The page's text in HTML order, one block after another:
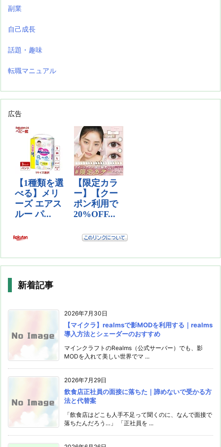
副業
自己成長
話題・趣味
転職マニュアル
広告
新着記事
2026年7月30日
【マイクラ】realmsで影MODを利用する｜realms
導入方法とシェーダーのおすすめ
マインクラフトのRealms（公式サーバー）でも、影
MODを入れて美しい世界でマ ...
2026年7月29日
飲食店正社員の面接に落ちた｜諦めないで受かる方
法と代替案
「飲食店はどこも人手不足って聞くのに、なんで面接で
落ちたんだろう…」 「正社員を ...